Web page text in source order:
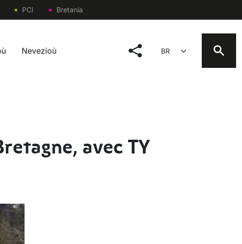
PCI Bretania
Nevezioù social menu
Select your language
avec TY